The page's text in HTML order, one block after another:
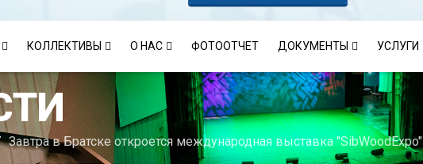
КОЛЛЕКТИВЫ О НАС ФОТООТЧЕТ ДОКУМЕНТЫ УСЛУГИ
Завтра в Братске откроется международная выставка "SibWoodExpo"